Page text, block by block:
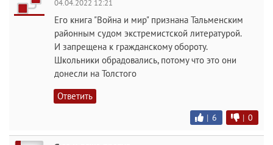
04.04.2022 12:21
Его книга "Война и мир" признана Тальменским
районным судом экстремистской литературой.
И запрещена к гражданскому обороту.
Школьники обрадовались, потому что это они
донесли на Толстого
Ответить
| 6 | 0